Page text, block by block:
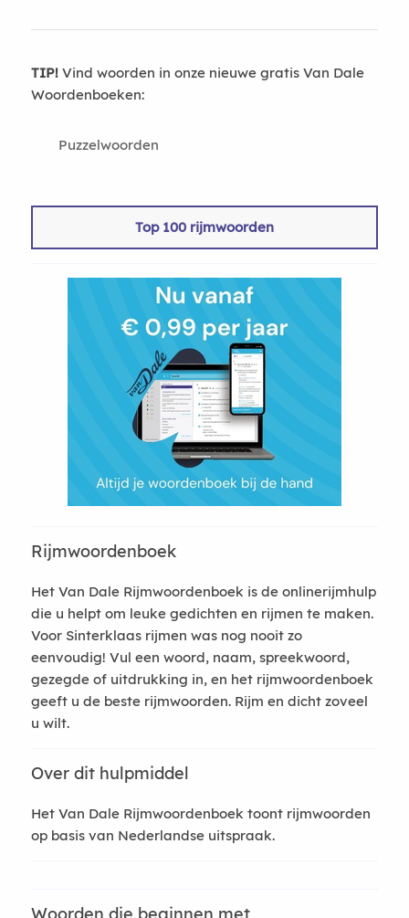
TIP!Vind woorden in onze nieuwe gratis Van Dale
Woordenboeken:
Puzzelwoorden
Top 100 rijmwoorden
Rijmwoordenboek
Het Van Dale Rijmwoordenboek is de onlinerijmhulp
die u helpt om leuke gedichten en rijmen te maken.
Voor Sinterklaas rijmen was nog nooit zo
eenvoudig! Vul een woord, naam, spreekwoord,
gezegde of uitdrukking in, en het rijmwoordenboek
geeft u de beste rijmwoorden. Rijm en dicht zoveel
u wilt.
Over dit hulpmiddel
Het Van Dale Rijmwoordenboek toont rijmwoorden
op basis van Nederlandse uitspraak.